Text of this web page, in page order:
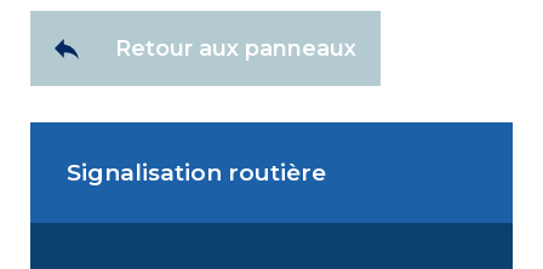
Retour aux panneaux
Signalisation routière